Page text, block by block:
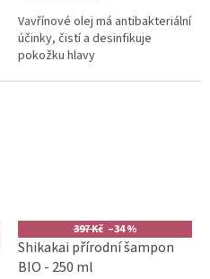
Vavřínové olej má antibakteriální
účinky, čistí a desinfikuje
pokožku hlavy
397 Kč –34 %
Shikakai přírodní šampon
BIO - 250 ml